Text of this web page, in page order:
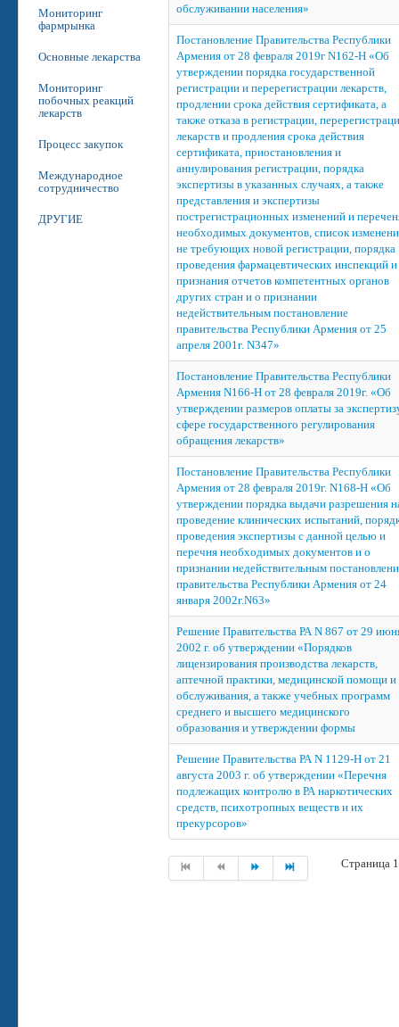
Мониторинг
фармрынка
Основные лекарства
Мониторинг
побочных реакций
лекарств
Процесс закупок
Международное
сотрудничество
ДРУГИЕ
обслуживании населения»
Постановление Правительства Республики
Армения от 28 февраля 2019г N162-Н «Об
утверждении порядка государственной
регистрации и перерегистрации лекарств,
продлении срока действия сертификата, а
также отказа в регистрации,
лекарств и продления срока действия
сертификата, приостановления и
аннулирования регистрации, порядка
экспертизы в указанных случаях, а также
представления и экспертизы
пострегистрационных изменений и
необходимых документов, список
не требующих новой регистрации, порядка
проведения фармацевтических инспекций и
признания отчетов компетентных органов
других стран и о признании
недействительным постановление
правительства Республики Армения от 25
апреля 2001г. N347»
Постановление Правительства Республики
Армения N166-Н от 28 февраля 2019г. «Об
утверждении размеров оплаты за
сфере государственного регулирования
обращения лекарств»
Постановление Правительства Республики
Армения от 28 февраля 2019г. N168-Н «Об
утверждении порядка выдачи разрешения
проведение клинических испытаний,
проведения экспертизы с данной целью и
перечня необходимых документов и о
признании недействительным
правительства Республики Армения от 24
января 2002г.N63»
Решение Правительства РА N 867 от 29
2002 г. об утверждении «Порядков
лицензирования производства лекарств,
аптечной практики, медицинской помощи и
обслуживания, а также учебных программ
среднего и высшего медицинского
образования и утверждении формы
Решение Правительства РА N 1129-Н от 21
августа 2003 г. об утверждении «Перечня
подлежащих контролю в РА наркотических
средств, психотропных веществ и их
прекурсоров»
Страница